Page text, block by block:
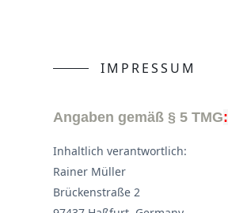
IMPRESSUM
Angaben gemäß § 5 TMG:
Inhaltlich verantwortlich:
Rainer Müller
Brückenstraße 2